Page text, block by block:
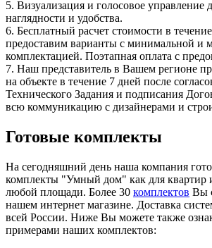
5. Визуализация и голосовое управление
наглядности и удобства.
6. Бесплатный расчет стоимости в
предоставим варианты с минимальной и
комплектацией. Поэтапная оплата с
7. Наш представитель в Вашем регионе
на объекте в течение 7 дней после
Технического Задания и подписания
всю коммуникацию с дизайнерами и
Готовые комплекты
На сегодняшний день наша компания
комплекты "Умный дом" как для квартир
любой площади. Более 30 комплектов Вы
нашем интернет магазине. Доставка
всей России. Ниже Вы можете также
примерами наших комплектов: